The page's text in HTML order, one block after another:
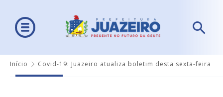
Início Covid-19: Juazeiro atualiza boletim desta sexta-feira